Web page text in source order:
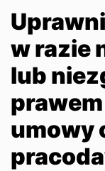
Scientific
w razie
lub
umowy